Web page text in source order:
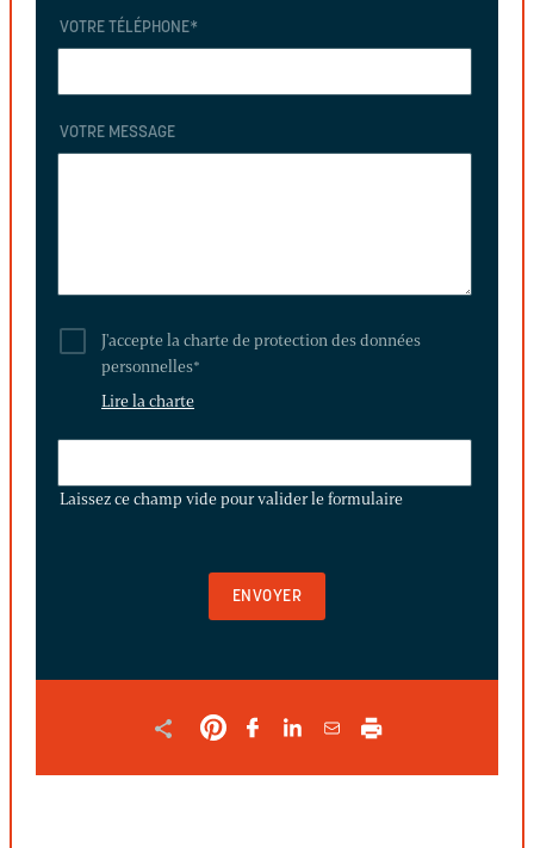
VOTRE TÉLÉPHONE*
VOTRE MESSAGE
J'accepte la charte de protection des données
personnelles*
Lire la charte
CHAMP
Laissez ce champ vide pour valider le formulaire